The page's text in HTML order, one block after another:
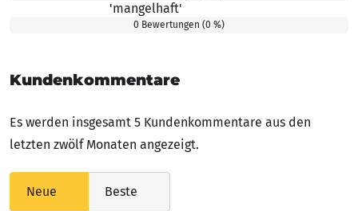
1.00 von 5 Sternen'mangelhaft'
0 Bewertungen (0 %)
Kundenkommentare
Es werden insgesamt 5 Kundenkommentare aus den
letzten zwölf Monaten angezeigt.
Neue Beste